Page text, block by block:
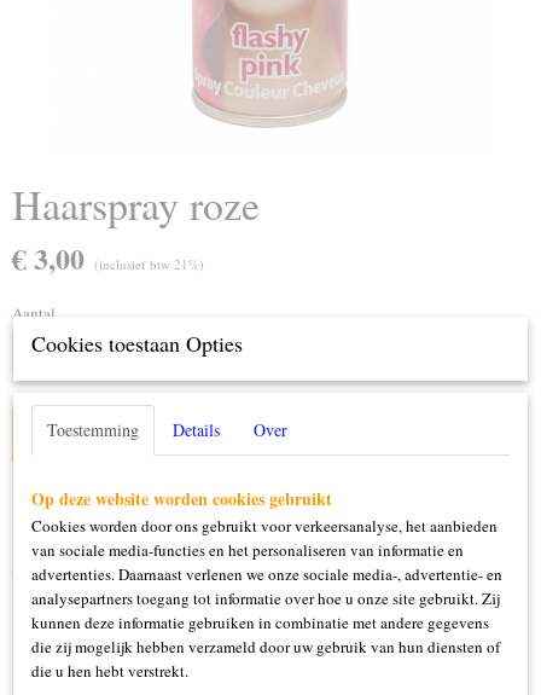
Haarspray roze
€ 3,00 (inclusief btw 21%)
Aantal
IN WINKELWAGEN
Specificaties
Productcode
43005
Omschrijving
125ml
Cookies toestaan Opties
Toestemming Details Over
Op deze website worden cookies gebruikt
Cookies worden door ons gebruikt voor verkeersanalyse, het aanbieden
van sociale media-functies en het personaliseren van informatie en
advertenties. Daarnaast verlenen we onze sociale media-, advertentie- en
analysepartners toegang tot informatie over hoe u onze site gebruikt. Zij
kunnen deze informatie gebruiken in combinatie met andere gegevens
die zij mogelijk hebben verzameld door uw gebruik van hun diensten of
die u hen hebt verstrekt.